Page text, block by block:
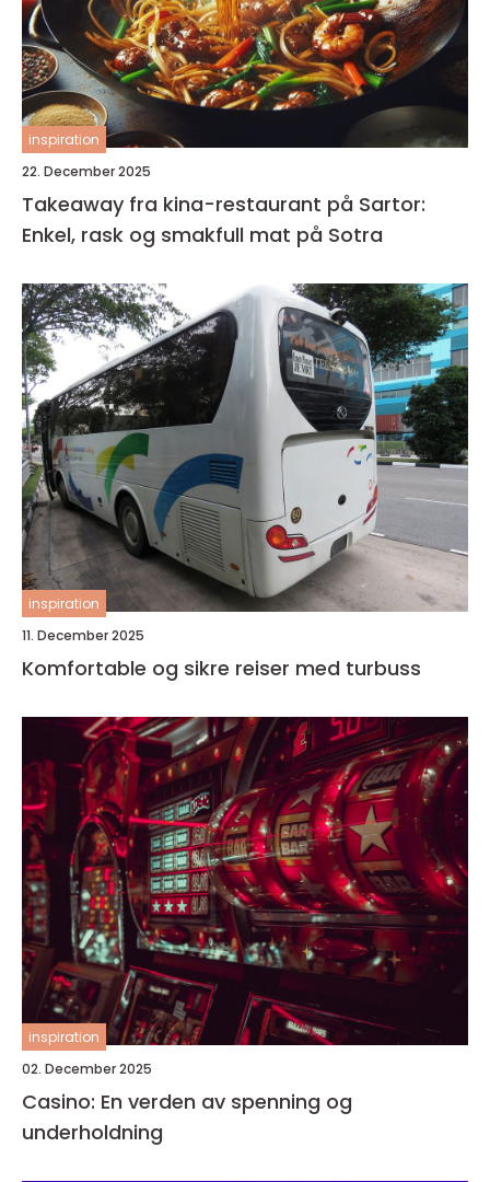
inspiration
22. December 2025
Takeaway fra kina-restaurant på Sartor:
Enkel, rask og smakfull mat på Sotra
inspiration
11. December 2025
Komfortable og sikre reiser med turbuss
inspiration
02. December 2025
Casino: En verden av spenning og
underholdning